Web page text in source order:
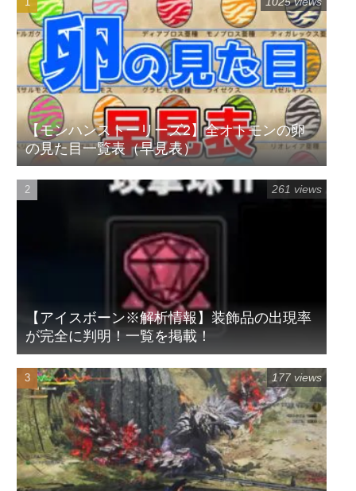
【モンハンストーリーズ2】全オトモンの卵
の見た目一覧表（早見表）
【アイスボーン※解析情報】装飾品の出現率
が完全に判明！一覧を掲載！
261 views
177 views